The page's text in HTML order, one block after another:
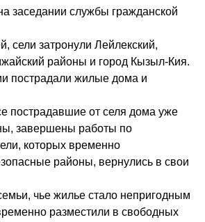
заседании службы гражданской
сели затронули Лейлекский,
районы и город Кызыл-Кия.
пострадали жилые дома и
пострадавшие от селя дома уже
завершены работы по
которых временно
районы, вернулись в свои
чье жилье стало непригодным
разместили в свободных